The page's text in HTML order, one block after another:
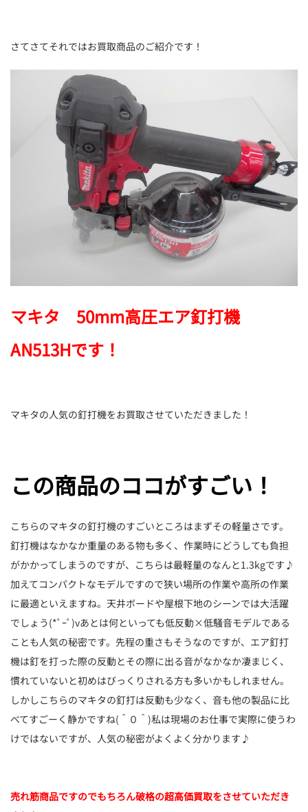
さてさてそれではお買取商品のご紹介です！
マキタ 50mm高圧エア釘打機
AN513Hです！
マキタの人気の釘打機をお買取させていただきました！
この商品のココがすごい！
こちらのマキタの釘打機のすごいところはまずその軽量さです。
釘打機はなかなか重量のある物も多く、作業時にどうしても負担
がかかってしまうのですが、こちらは最軽量のなんと1.3kgです♪
加えてコンパクトなモデルですので狭い場所の作業や高所の作業
に最適といえますね。天井ボードや屋根下地のシーンでは大活躍
でしょう(*ﾟｰﾟ)vあとは何といっても低反動×低騒音モデルである
ことも人気の秘密です。先程の重さもそうなのですが、エア釘打
機は釘を打った際の反動とその際に出る音がなかなか凄まじく、
慣れていないと初めはびっくりされる方も多いかもしれません。
しかしこちらのマキタの釘打は反動も少なく、音も他の製品に比
べてすごーく静かですね(＾０＾)私は現場のお仕事で実際に使うわ
けではないですが、人気の秘密がよくよく分かります♪
売れ筋商品ですのでもちろん破格の超高価買取をさせていただき